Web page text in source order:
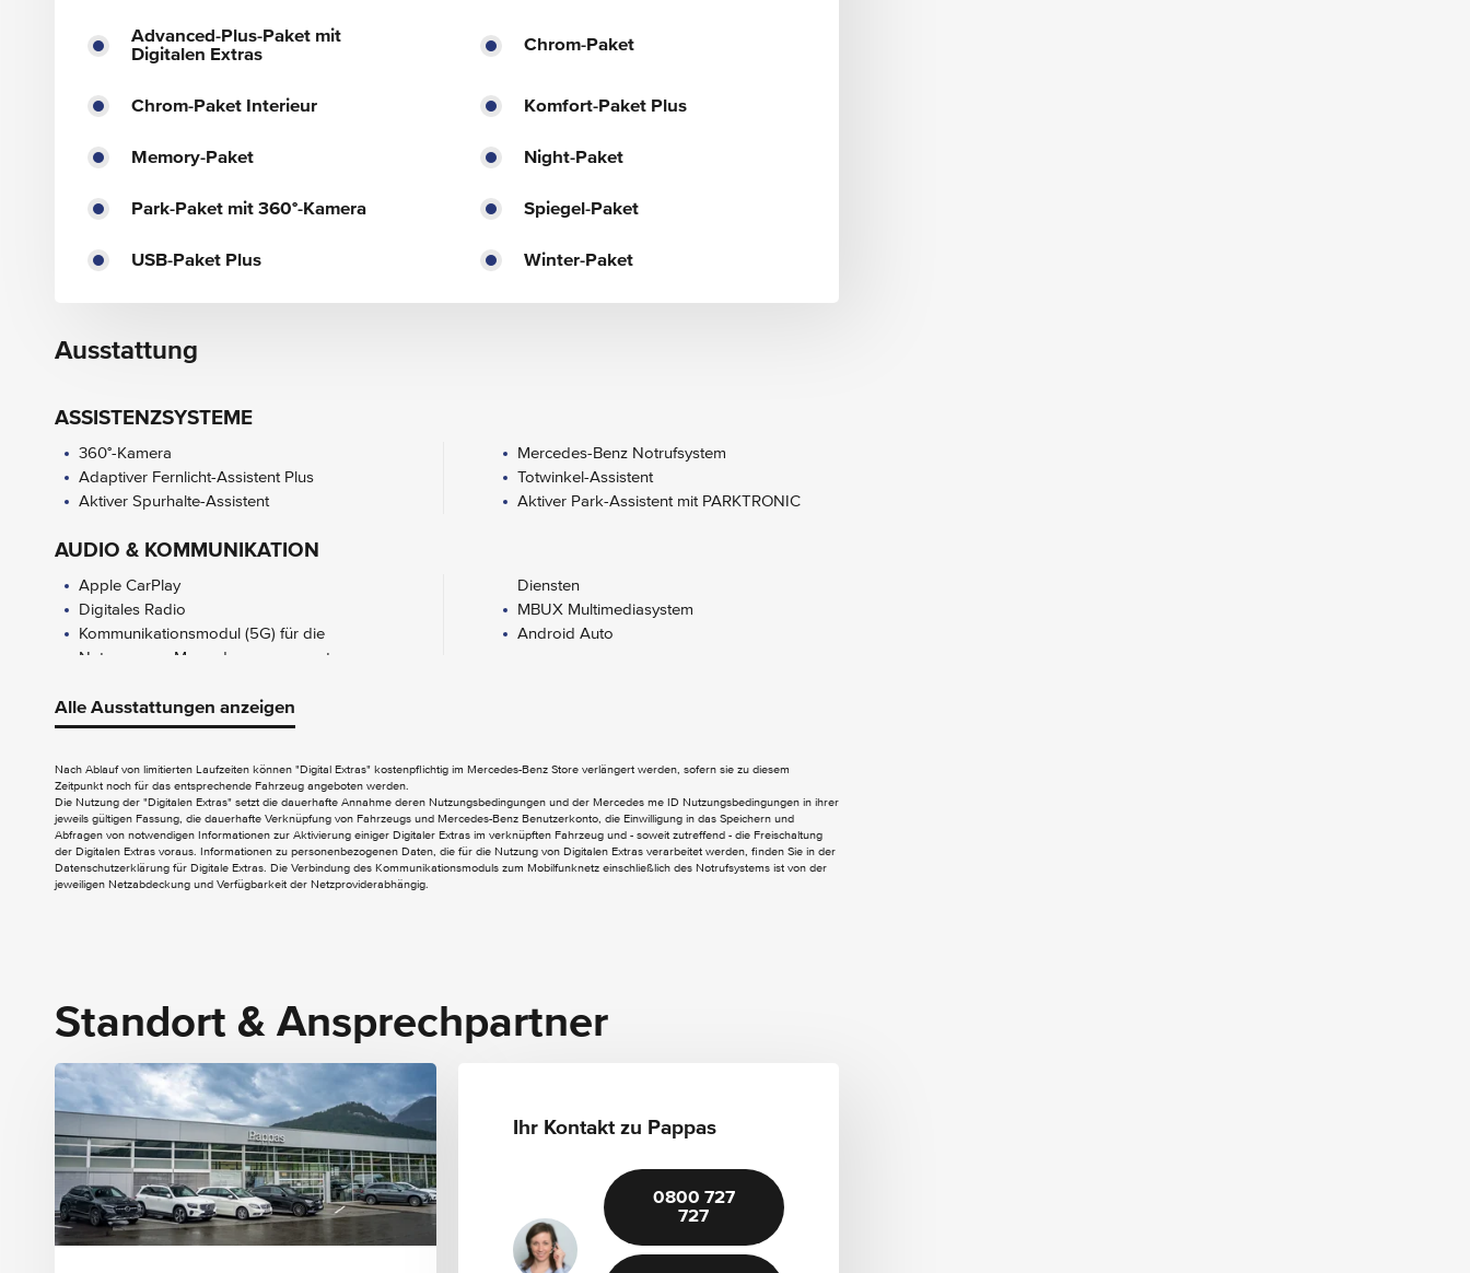
Advanced-Plus-Paket mit
Digitalen Extras
Chrom-Paket
Chrom-Paket Interieur Komfort-Paket Plus
Memory-Paket Night-Paket
Park-Paket mit 360°-Kamera Spiegel-Paket
USB-Paket Plus Winter-Paket
Ausstattung
ASSISTENZSYSTEME
360°-Kamera
Adaptiver Fernlicht-Assistent Plus
Aktiver Spurhalte-Assistent
Mercedes-Benz Notrufsystem
Totwinkel-Assistent
Aktiver Park-Assistent mit PARKTRONIC
AUDIO & KOMMUNIKATION
Apple CarPlay
Digitales Radio
Kommunikationsmodul (5G) für die
Nutzung von Mercedes me connect
Diensten
MBUX Multimediasystem
Android Auto
EXTERIEUR
Anhängerstabilisierung
AMG Line Exterieur
Aussenspiegel elektrisch anklappbar
Kofferraumkomfort-Paket
EASY-PACK Heckklappe
INTERIEUR
Fahrerdisplay
Innenspiegel automatisch abblendend
Instrumententafel und Bordkanten in
Ledernachbildung ARTICO in Nappaoptik
Klimatisierungsautomatik THERMATIC
Lenkradheizung
Memory-Funktion
Sitzheizung für Fahrer und Beifahrer
Alle Ausstattungen anzeigen
Nach Ablauf von limitierten Laufzeiten können "Digital Extras" kostenpflichtig im Mercedes-Benz Store verlängert werden, sofern sie zu diesem
Zeitpunkt noch für das entsprechende Fahrzeug angeboten werden.
Die Nutzung der "Digitalen Extras" setzt die dauerhafte Annahme deren Nutzungsbedingungen und der Mercedes me ID Nutzungsbedingungen in ihrer
jeweils gültigen Fassung, die dauerhafte Verknüpfung von Fahrzeugs und Mercedes-Benz Benutzerkonto, die Einwilligung in das Speichern und
Abfragen von notwendigen Informationen zur Aktivierung einiger Digitaler Extras im verknüpften Fahrzeug und - soweit zutreffend - die Freischaltung
der Digitalen Extras voraus. Informationen zu personenbezogenen Daten, die für die Nutzung von Digitalen Extras verarbeitet werden, finden Sie in der
Datenschutzerklärung für Digitale Extras. Die Verbindung des Kommunikationsmoduls zum Mobilfunknetz einschließlich des Notrufsystems ist von der
jeweiligen Netzabdeckung und Verfügbarkeit der Netzproviderabhängig.
Standort & Ansprechpartner
Ihr Kontakt zu Pappas
0800 727
727